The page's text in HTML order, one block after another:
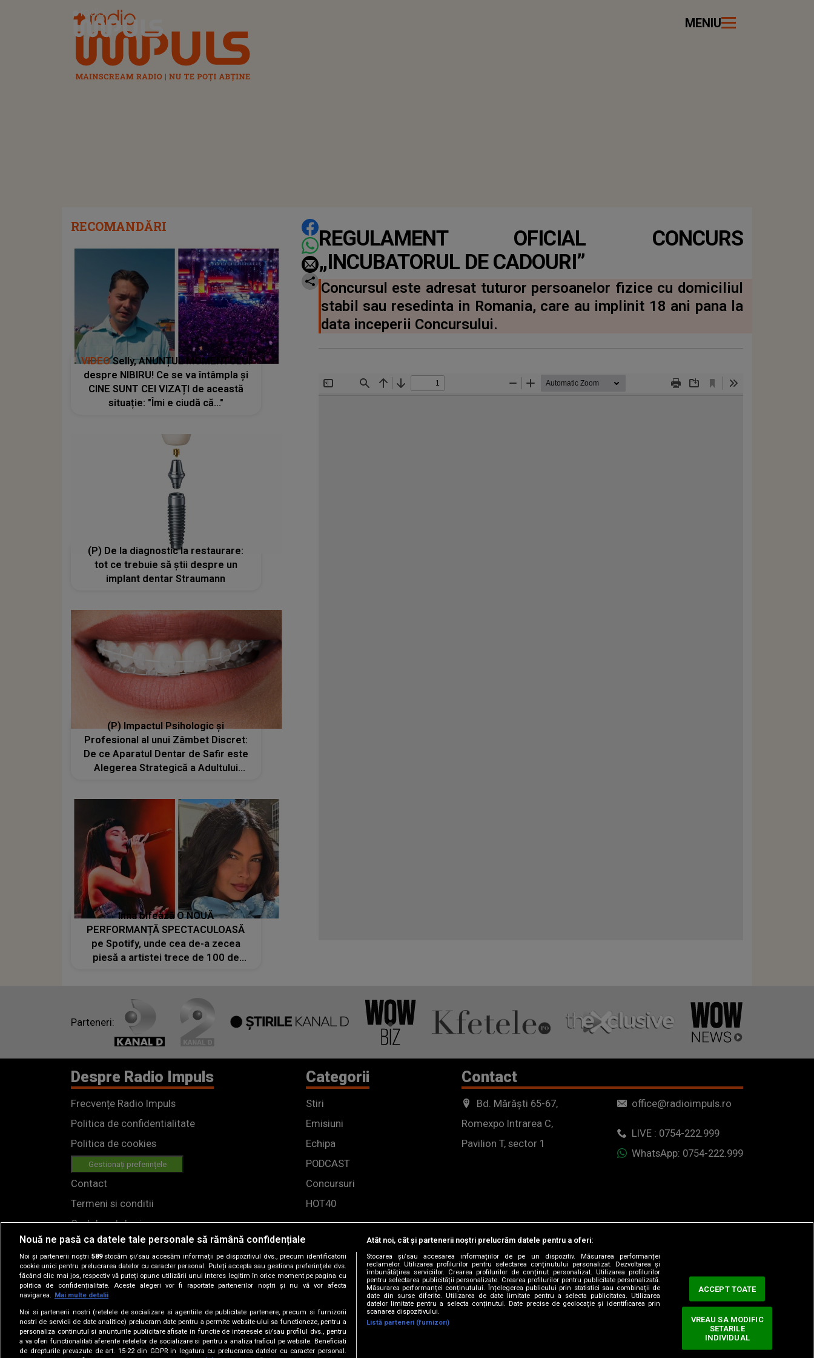
Radio Impuls MENIU
DISTRIBUIE ARTICOLUL
REGULAMENT OFICIAL CONCURS
„INCUBATORUL DE CADOURI”
Concursul este adresat tuturor persoanelor fizice cu domiciliul
stabil sau resedinta in Romania, care au implinit 18 ani pana la
data inceperii Concursului.
RECOMANDĂRI
VIDEOSelly, ANUNȚUL MOMENTULUI
despre NIBIRU! Ce se va întâmpla și
CINE SUNT CEI VIZAȚI de această
situație: "Îmi e ciudă că..."
(P) De la diagnostic la restaurare:
tot ce trebuie să știi despre un
implant dentar Straumann
(P) Impactul Psihologic și
Profesional al unui Zâmbet Discret:
De ce Aparatul Dentar de Safir este
Alegerea Strategică a Adultului
Inna bifează O NOUĂ
PERFORMANȚĂ SPECTACULOASĂ
pe Spotify, unde cea de-a zecea
piesă a artistei trece de 100 de
Parteneri:
Despre Radio Impuls
Frecvențe Radio Impuls
Politica de confidentialitate
Politica de cookies
Gestionați preferințele
Contact
Termeni si conditii
Cod deontologic
Regulamente
Categorii
Stiri
Emisiuni
Echipa
PODCAST
Concursuri
HOT40
Contact
Bd. Mărăști 65-67,
Romexpo Intrarea C,
Pavilion T, sector 1
office@radioimpuls.ro
LIVE : 0754-222.999
WhatsApp: 0754-222.999
© 2019-2026 DOGAN MEDIA INTERNATIONAL SA, Toate drepturile rezervate.
Nouă ne pasă ca datele tale personale să rămână confidențiale
Noi și partenerii noștri 589stocăm și/sau accesăm informații pe dispozitivul dvs., precum identificatorii
cookie unici pentru prelucrarea datelor cu caracter personal. Puteți accepta sau gestiona preferințele dvs.
făcând clic mai jos, respectiv vă puteți opune utilizării unui interes legitim în orice moment pe pagina cu
politica de confidențialitate. Aceste alegeri vor fi raportate partenerilor noștri și nu vă vor afecta
navigarea.
Mai multe detalii
Noi si partenerii nostri (retelele de socializare si agentiile de publicitate partenere, precum si furnizorii
nostri de servicii de date analitice) prelucram date pentru a permite website-ului sa functioneze, pentru a
personaliza continutul si anunturile publicitare afisate in functie de interesele si/sau profilul dvs., pentru
a va oferi functionalitati aferente retelelor de socializare si pentru a analiza traficul pe website. Beneficiati
de drepturile prevazute de art. 15-22 din GDPR in legatura cu prelucrarea datelor cu caracter personal.
Atât noi, cât și partenerii noștri prelucrăm datele pentru a oferi:
Stocarea și/sau accesarea informațiilor de pe un dispozitiv. Măsurarea performanței
reclamelor. Utilizarea profilurilor pentru selectarea conținutului personalizat. Dezvoltarea și
îmbunătățirea serviciilor. Crearea profilurilor de conținut personalizat. Utilizarea profilurilor
pentru selectarea publicității personalizate. Crearea profilurilor pentru publicitate personalizată.
Măsurarea performanței conținutului. Înțelegerea publicului prin statistici sau combinații de
date din surse diferite. Utilizarea de date limitate pentru a selecta publicitatea. Utilizarea
datelor limitate pentru a selecta conținutul. Date precise de geolocație și identificarea prin
scanarea dispozitivului.
Listă parteneri (furnizori)
ACCEPT TOATE
VREAU SA MODIFIC
SETARILE
INDIVIDUAL